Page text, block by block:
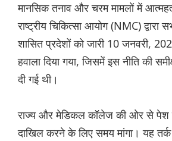
मानसिक तनाव और चरम मामलों में
राष्ट्रीय चिकित्सा आयोग (NMC) द्वारा
शासित प्रदेशों को जारी 10 जनवरी,
हवाला दिया गया, जिसमें इस नीति की
दी गई थी।
राज्य और मेडिकल कॉलेज की ओर से पेश
दाखिल करने के लिए समय मांगा। यह तर्क